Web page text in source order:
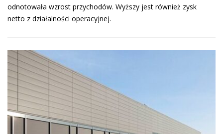
odnotowała wzrost przychodów. Wyższy jest również zysk
netto z działalności operacyjnej.